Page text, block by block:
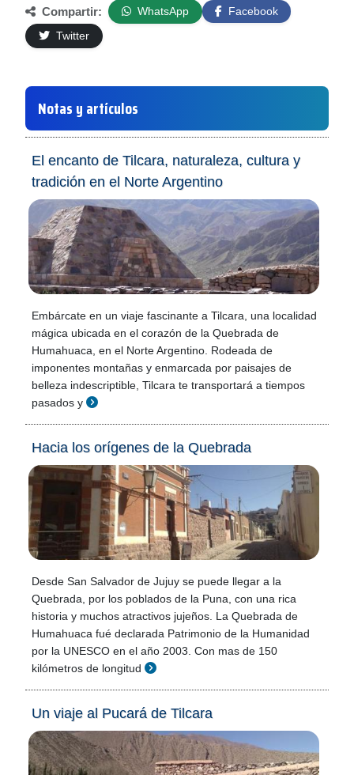
Compartir: WhatsApp
Facebook
Twitter
Notas y artículos
El encanto de Tilcara, naturaleza, cultura y
tradición en el Norte Argentino
Embárcate en un viaje fascinante a Tilcara, una localidad
mágica ubicada en el corazón de la Quebrada de
Humahuaca, en el Norte Argentino. Rodeada de
imponentes montañas y enmarcada por paisajes de
belleza indescriptible, Tilcara te transportará a tiempos
pasados y
Hacia los orígenes de la Quebrada
Desde San Salvador de Jujuy se puede llegar a la
Quebrada, por los poblados de la Puna, con una rica
historia y muchos atractivos jujeños. La Quebrada de
Humahuaca fué declarada Patrimonio de la Humanidad
por la UNESCO en el año 2003. Con mas de 150
kilómetros de longitud
Un viaje al Pucará de Tilcara